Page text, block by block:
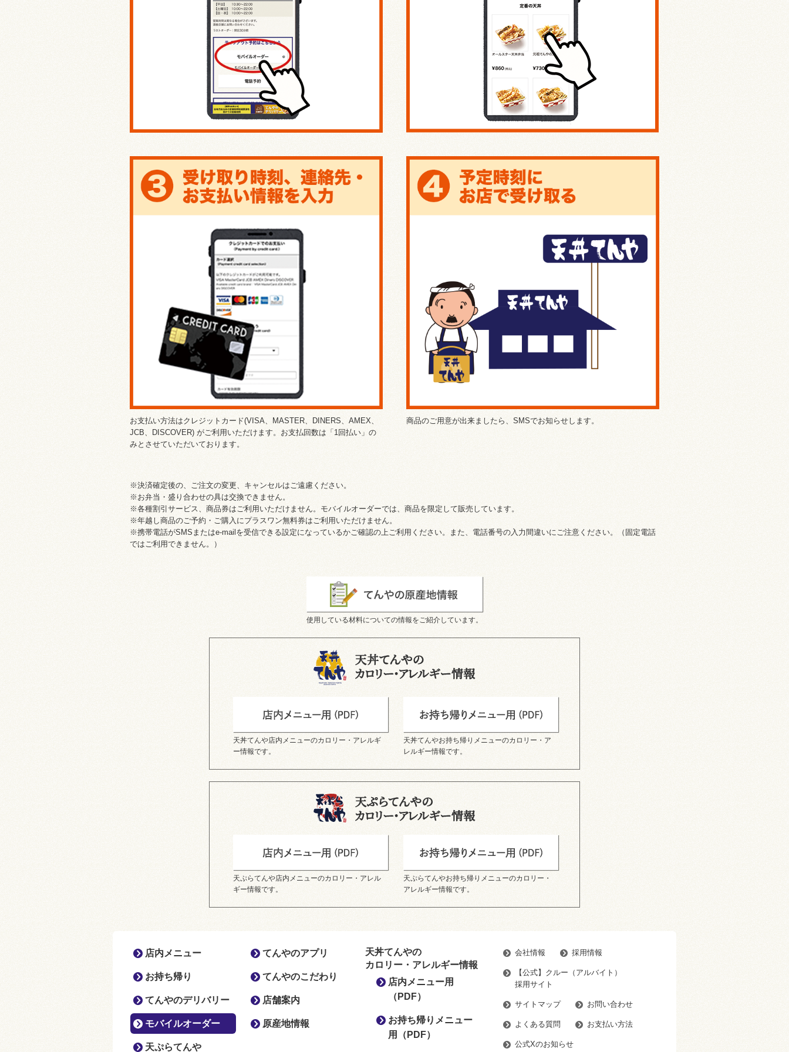
お支払い方法はクレジットカード(VISA、MASTER、DINERS、AMEX、
JCB、DISCOVER) がご利用いただけます。お支払回数は「1回払い」の
みとさせていただいております。
商品のご用意が出来ましたら、SMSでお知らせします。
※決済確定後の、ご注文の変更、キャンセルはご遠慮ください。
※お弁当・盛り合わせの具は交換できません。
※各種割引サービス、商品券はご利用いただけません。モバイルオーダーでは、商品を限定して販売しています。
※年越し商品のご予約・ご購入にプラスワン無料券はご利用いただけません。
※携帯電話がSMSまたはe-mailを受信できる設定になっているかご確認の上ご利用ください。また、電話番号の入力間違いにご注意ください。（固定電話
ではご利用できません。）
使用している材料についての情報をご紹介しています。
天丼てんや店内メニューのカロリー・アレルギ
ー情報です。
天丼てんやお持ち帰りメニューのカロリー・ア
レルギー情報です。
天ぷらてんや店内メニューのカロリー・アレル
ギー情報です。
天ぷらてんやお持ち帰りメニューのカロリー・
アレルギー情報です。
店内メニュー
お持ち帰り
てんやのデリバリー
モバイルオーダー
天ぷらてんや
てんやのアプリ
てんやのこだわり
店舗案内
原産地情報
天丼てんやの
カロリー・アレルギー情報
店内メニュー用
（PDF）
お持ち帰りメニュー
用（PDF）
会社情報 採用情報
【公式】クルー（アルバイト）
採用サイト
サイトマップ お問い合わせ
よくある質問 お支払い方法
公式Xのお知らせ